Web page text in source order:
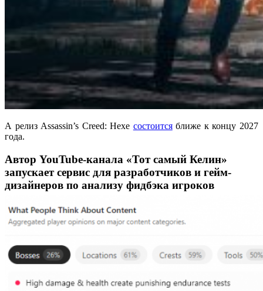
А релиз Assassin’s Creed: Hexe состоитсяближе к концу 2027
года.
Автор YouTube-канала «Тот самый Келин»
запускает сервис для разработчиков и гейм-
дизайнеров по анализу фидбэка игроков